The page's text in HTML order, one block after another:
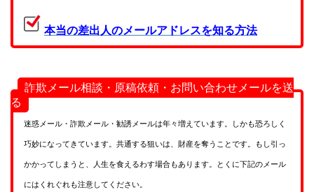
本当の差出人のメールアドレスを知る方法
詐欺メール相談・原稿依頼・お問い合わせメールを送
る
迷惑メール・詐欺メール・勧誘メールは年々増えています。しかも恐ろしく
巧妙になってきています。共通する狙いは、財産を奪うことです。もし引っ
かかってしまうと、人生を食えるわす場合もあります。とくに下記のメール
にはくれぐれも注意してください。